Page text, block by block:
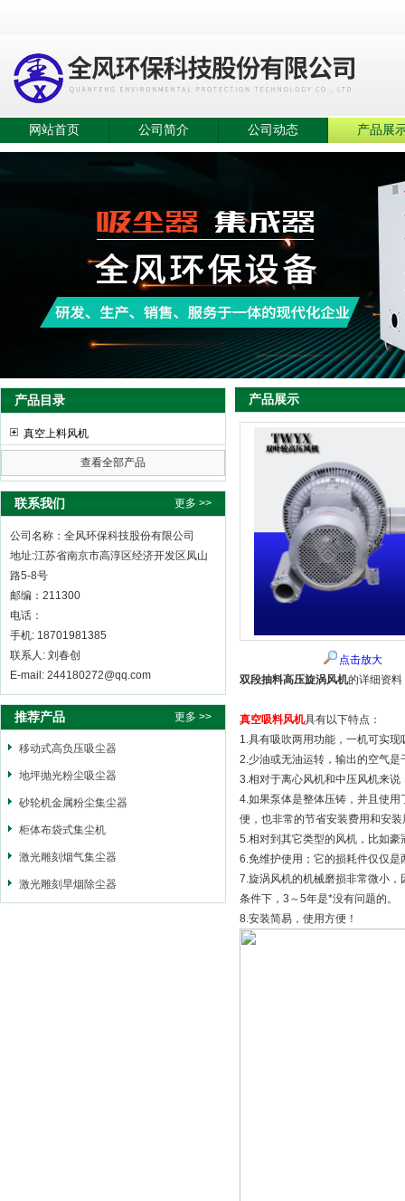
网站首页 公司简介 公司动态 产品展
产品目录
真空上料风机
查看全部产品
联系我们 更多 >>
公司名称：全风环保科技股份有限公司
地址:江苏省南京市高淳区经济开发区凤山
路5-8号
邮编：211300
电话：
手机: 18701981385
联系人: 刘春创
E-mail: 244180272@qq.com
推荐产品 更多 >>
移动式高负压吸尘器
地坪抛光粉尘吸尘器
砂轮机金属粉尘集尘器
柜体布袋式集尘机
激光雕刻烟气集尘器
激光雕刻旱烟除尘器
产品展示
点击放大
双段抽料高压旋涡风机的详细资料
真空吸料风机具有以下特点：
1.具有吸吹两用功能，一机可实
2.少油或无油运转，输出的空气是
3.相对于离心风机和中压风机来
4.如果泵体是整体压铸，并且使
便，也非常的节省安装费用和安装
5.相对到其它类型的风机，比如
6.免维护使用；它的损耗件仅仅
7.旋涡风机的机械磨损非常微小
条件下，3～5年是*没有问题的。
8.安装简易，使用方便！